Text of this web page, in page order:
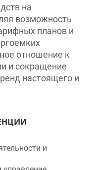
возможность
планов и
отношение к
и сокращение
настоящего и